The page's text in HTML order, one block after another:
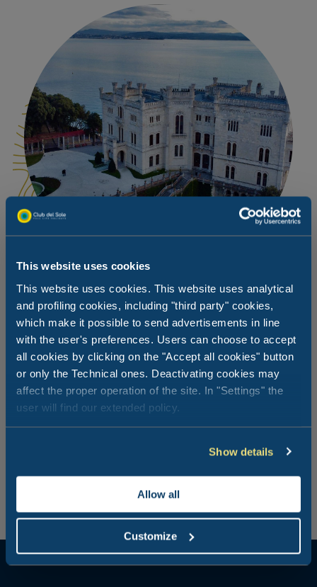
This website uses cookies
This website uses cookies. This website uses analytical
and profiling cookies, including "third party" cookies,
which make it possible to send advertisements in line
with the user's preferences. Users can choose to accept
all cookies by clicking on the "Accept all cookies" button
or only the Technical ones. Deactivating cookies may
affect the proper operation of the site. In "Settings" the
user will find our extended policy.
Show details
Allow all
Customize
Zamki z XIX wieku i historia
starożytna!
Zamek Miramare, w którym mieszkała cesarzowa Sissi,
znajduje się zaledwie 30 minut jazdy samochodem od
Marina Julia Family Collection. Koniecznie trzeba też
odwiedzić zamek w Gorizii albo ruiny Aquilei, miasta
cudowne miejsca, które opowiadają ponadczasowe
Palmanovy, miasta-fortu?